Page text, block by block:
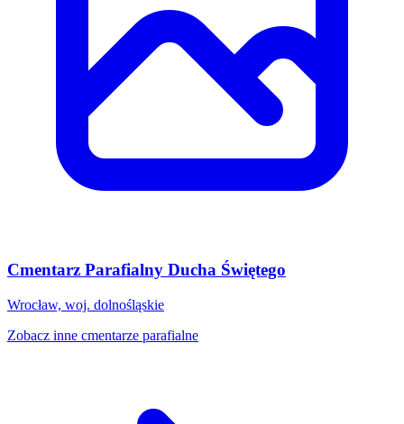
Cmentarz Parafialny Ducha Świętego
Wrocław, woj. dolnośląskie
Zobacz inne cmentarze parafialne